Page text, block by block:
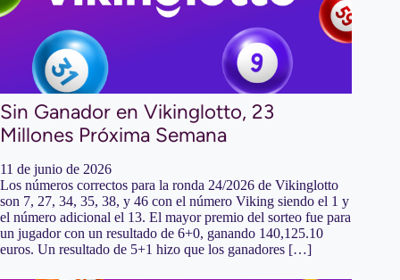
Sin Ganador en Vikinglotto, 23
Millones Próxima Semana
11 de junio de 2026
Los números correctos para la ronda 24/2026 de Vikinglotto
son 7, 27, 34, 35, 38, y 46 con el número Viking siendo el 1 y
el número adicional el 13. El mayor premio del sorteo fue para
un jugador con un resultado de 6+0, ganando 140,125.10
euros. Un resultado de 5+1 hizo que los ganadores […]